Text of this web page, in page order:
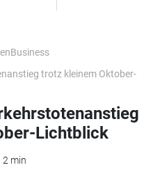
trotz kleinem Oktober-
Lichtblick
2 min